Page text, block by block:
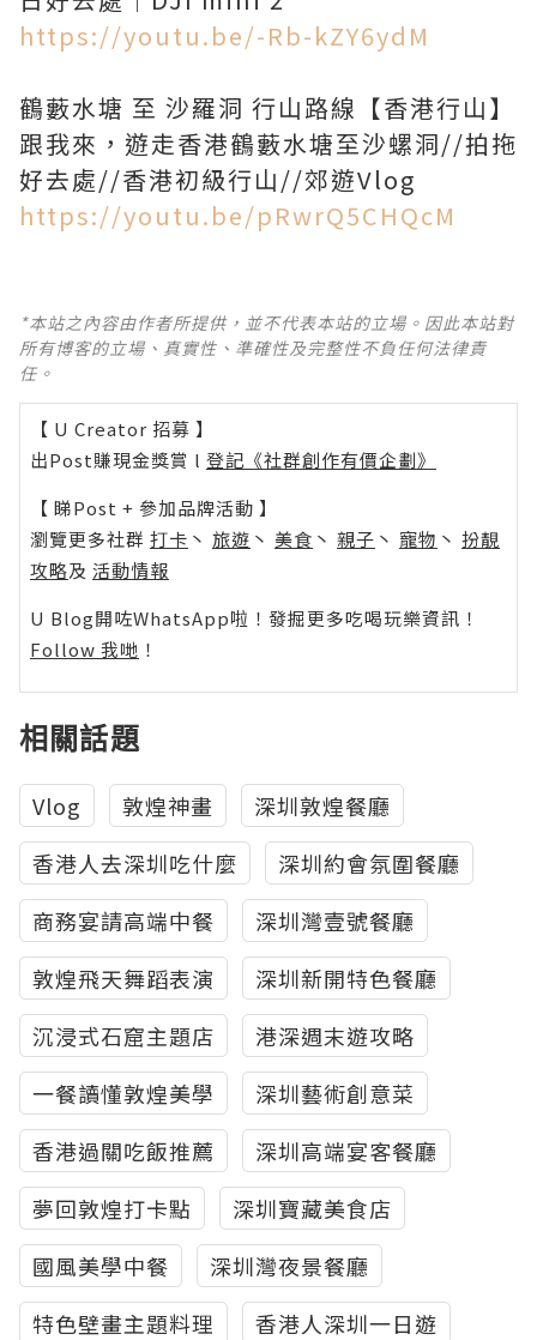
https://youtu.be/-Rb-kZY6ydM
鶴藪水塘 至 沙羅洞 行山路線【香港行山】
跟我來，遊走香港鶴藪水塘至沙螺洞//拍拖
https://youtu.be/pRwrQ5CHQcM
*本站之內容由作者所提供，並不代表本站的立場。因此本站對
所有博客的立場、真實性、準確性及完整性不負任何法律責
任。
【 U Creator 招募 】
出Post賺現金獎賞 l 登記《社群創作有價企劃》
【 睇Post + 參加品牌活動 】
瀏覽更多社群 打卡 丶 旅遊 丶 美食 丶 親子 丶 寵物 丶 扮靚
攻略及 活動情報
U Blog開咗WhatsApp啦！發掘更多吃喝玩樂資訊！
Follow 我哋 ！
相關話題
Vlog 敦煌神畫
深圳敦煌餐廳
香港人去深圳吃什麼
深圳約會氛圍餐廳
商務宴請高端中餐
深圳灣壹號餐廳
敦煌飛天舞蹈表演
深圳新開特色餐廳
沉浸式石窟主題店
港深週末遊攻略
一餐讀懂敦煌美學
深圳藝術創意菜
香港過關吃飯推薦
深圳高端宴客餐廳
夢回敦煌打卡點
深圳寶藏美食店
國風美學中餐
深圳灣夜景餐廳
特色壁畫主題料理
香港人深圳一日遊